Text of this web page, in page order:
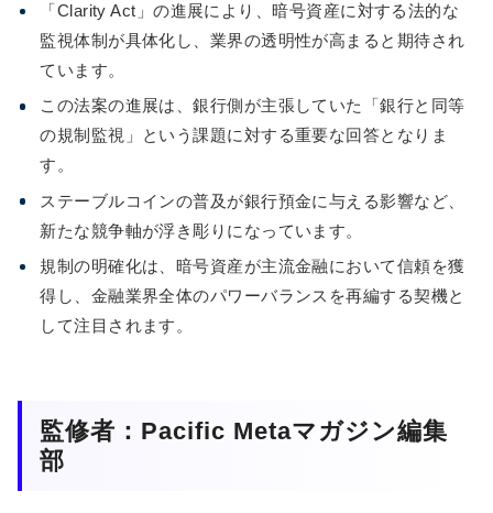
「Clarity Act」の進展により、暗号資産に対する法的な
監視体制が具体化し、業界の透明性が高まると期待され
ています。
この法案の進展は、銀行側が主張していた「銀行と同等
の規制監視」という課題に対する重要な回答となりま
す。
ステーブルコインの普及が銀行預金に与える影響など、
新たな競争軸が浮き彫りになっています。
規制の明確化は、暗号資産が主流金融において信頼を獲
得し、金融業界全体のパワーバランスを再編する契機と
して注目されます。
監修者：Pacific Metaマガジン編集
部